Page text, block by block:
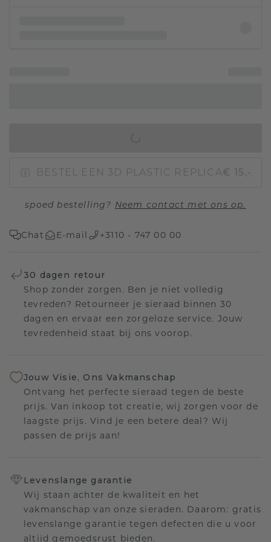
BESTEL EEN 3D PLASTIC REPLICA€ 15,-
spoed bestelling? Neem contact met ons op.
Chat E-mail +3110 - 747 00 00
30 dagen retour
Shop zonder zorgen. Ben je niet volledig
tevreden? Retourneer je sieraad binnen 30
dagen en ervaar een zorgeloze service. Jouw
tevredenheid staat bij ons voorop.
Jouw Visie, Ons Vakmanschap
Ontvang het perfecte sieraad tegen de beste
prijs. Van inkoop tot creatie, wij zorgen voor de
laagste prijs. Vind je een betere deal? Wij
passen de prijs aan!
Levenslange garantie
Wij staan achter de kwaliteit en het
vakmanschap van onze sieraden. Daarom: gratis
levenslange garantie tegen defecten die u voor
altijd gemoedsrust bieden.